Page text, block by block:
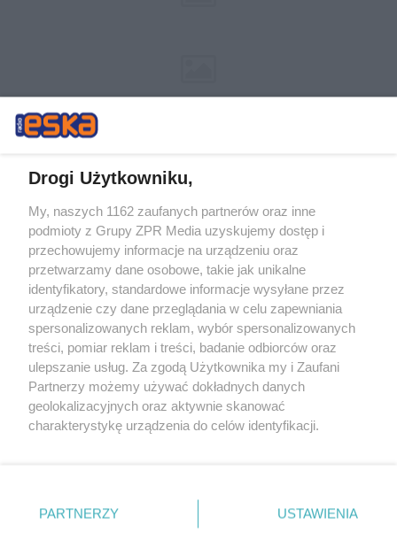
Żaden utwór zamieszczony w serwisie nie może być powielany i
rozpowszechniany lub dalej rozpowszechniany w jakikolwiek sposób (w
tym także elektroniczny lub mechaniczny) na jakimkolwiek polu
eksploatacji w jakiejkolwiek formie, włącznie z umieszczaniem w
Internecie bez pisemnej zgody właściciela praw. Jakiekolwiek użycie lub
wykorzystanie utworów w całości lub w części z naruszeniem prawa,
tzn. bez właściwej zgody, jest zabronione pod groźbą kary i może być
ścigane prawnie.
Drogi Użytkowniku,
My, naszych 1162 zaufanych partnerów oraz inne
podmioty z Grupy ZPR Media uzyskujemy dostęp i
przechowujemy informacje na urządzeniu oraz
przetwarzamy dane osobowe, takie jak unikalne
identyfikatory, standardowe informacje wysyłane przez
urządzenie czy dane przeglądania w celu zapewniania
spersonalizowanych reklam, wybór spersonalizowanych
treści, pomiar reklam i treści, badanie odbiorców oraz
ulepszanie usług. Za zgodą Użytkownika my i Zaufani
Partnerzy możemy używać dokładnych danych
geolokalizacyjnych oraz aktywnie skanować
charakterystykę urządzenia do celów identyfikacji.
zmienić/wycofać klikając przycisk ustawień prywatności
znajdujący się w lewym dolnym rogu strony
PARTNERZY USTAWIENIA